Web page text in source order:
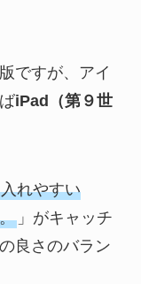
ですが、アイ
iPad（第９世
れやすい
」がキャッチ
良さのバラン